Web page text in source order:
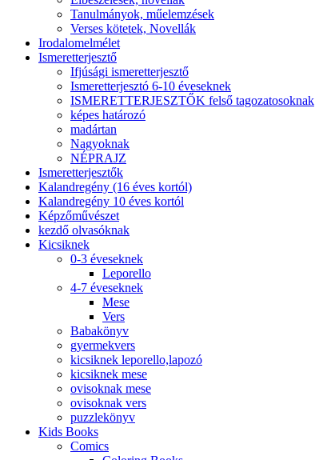
Tanulmányok, műelemzések
Verses kötetek, Novellák
Irodalomelmélet
Ismeretterjesztő
Ifjúsági ismeretterjesztő
Ismeretterjesztó 6-10 éveseknek
ISMERETTERJESZTŐK felső tagozatosoknak
képes határozó
madártan
Nagyoknak
NÉPRAJZ
Ismeretterjesztők
Kalandregény (16 éves kortól)
Kalandregény 10 éves kortól
Képzőművészet
kezdő olvasóknak
Kicsiknek
0-3 éveseknek
Leporello
4-7 éveseknek
Mese
Vers
Babakönyv
gyermekvers
kicsiknek leporello,lapozó
kicsiknek mese
ovisoknak mese
ovisoknak vers
puzzlekönyv
Kids Books
Comics